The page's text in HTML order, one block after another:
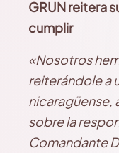
GRUN reitera
cumplir
«Nosotros
reiterándole a
nicaragüense,
sobre la
Comandante